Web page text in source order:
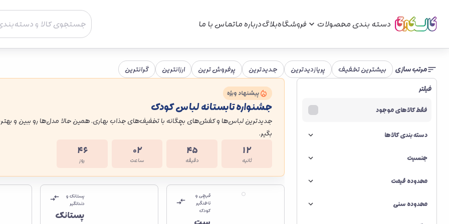
دسته بندی محصولات فروشگاهبلاگدرباره ماتماس با ما
مرتب سازی بیشترین تخفیف پریازدیدترین جدیدترین پرفروش ترین ارزانترین
گرانترین
فیلتر
فقط کالاهای موجود
دسته بندی کالاها
جنسیت
محدوده قیمت
محدوده سنی
پیشنهاد ویژه
جشنواره تابستانه لباس کودک
جدیدترین لباس‌ها و کفش‌های بچگانه با تخفیف‌های جذاب بهاری. همین حالا مدل‌ها رو ببین و
بگیر.
۱۲
ثانیه
۴۵
دقیقه
۰۲
ساعت
۴۶
روز
قیچی و
ناخنگیر
کودک
پستانک و
دندانگیر
پستانک